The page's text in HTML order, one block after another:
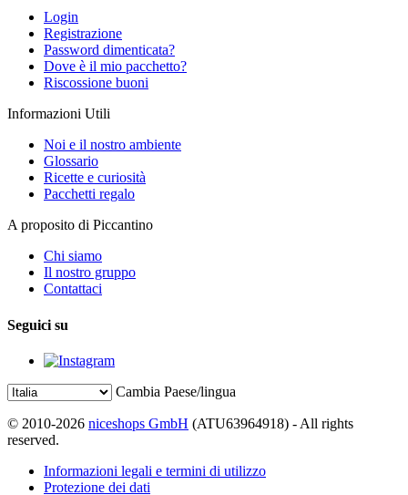
Login
Registrazione
Password dimenticata?
Dove è il mio pacchetto?
Riscossione buoni
Informazioni Utili
Noi e il nostro ambiente
Glossario
Ricette e curiosità
Pacchetti regalo
A proposito di Piccantino
Chi siamo
Il nostro gruppo
Contattaci
Seguici su
Cambia Paese/lingua
© 2010-2026 niceshops GmbH (ATU63964918) - All rights
reserved.
Informazioni legali e termini di utilizzo
Protezione dei dati